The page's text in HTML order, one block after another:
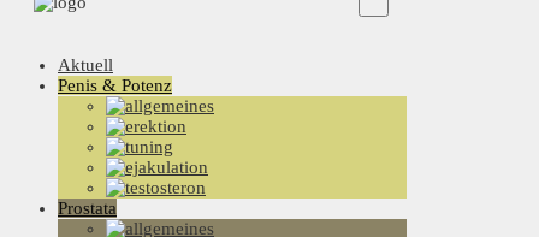
Aktuell
Penis & Potenz
Prostata